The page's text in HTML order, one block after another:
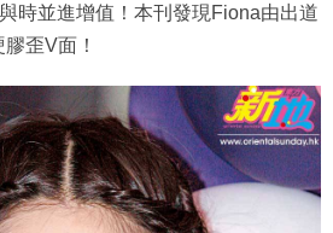
時並進增值！本刊發現Fiona由出道
歪V面！